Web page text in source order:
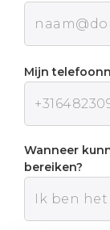
Mijn
Wanneer
bereiken?